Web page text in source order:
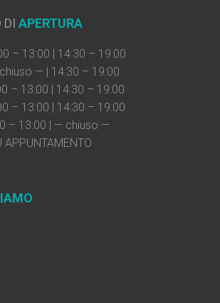
DI APERTURA
– 13:00 | 14:30 – 19:00
— | 14:30 – 19:00
– 13:00 | 14:30 – 19:00
– 13:00 | 14:30 – 19:00
– 13:00 | — chiuso —
APPUNTAMENTO